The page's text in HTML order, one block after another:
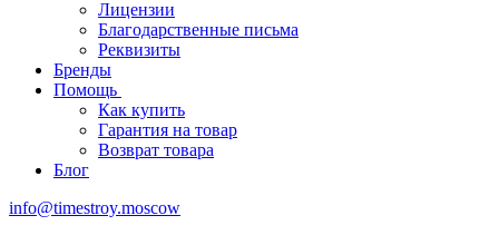
Лицензии
Благодарственные письма
Реквизиты
Бренды
Помощь
Как купить
Гарантия на товар
Возврат товара
Блог
info@timestroy.moscow